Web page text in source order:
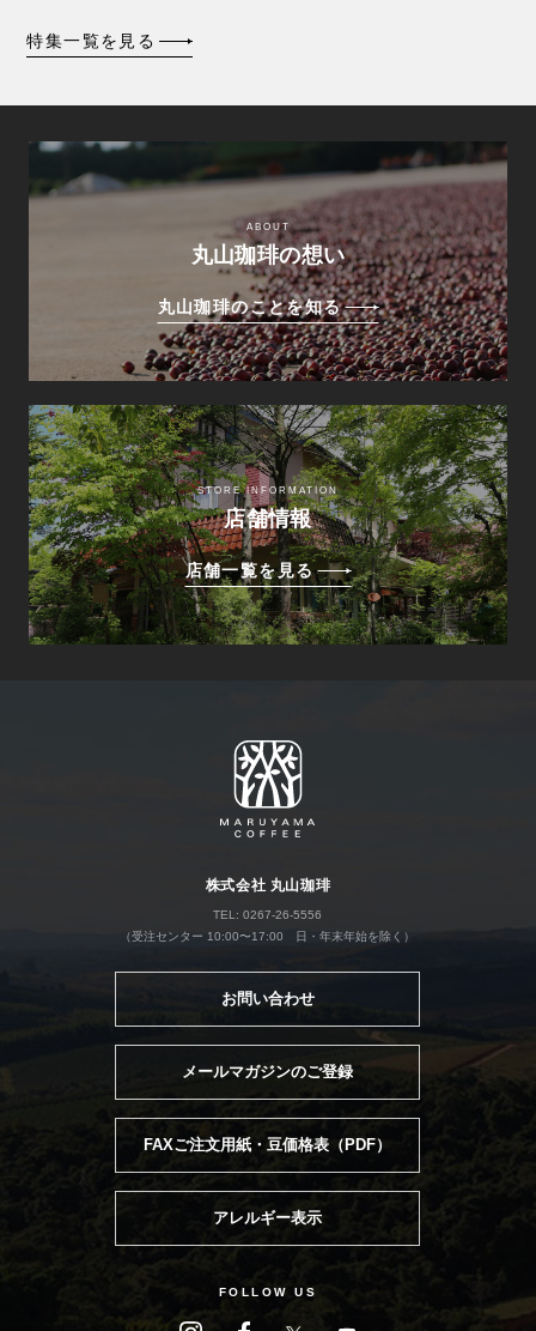
特集一覧を見る
ABOUT
丸山珈琲の想い
丸山珈琲のことを知る
STORE INFORMATION
店舗情報
店舗一覧を見る
株式会社 丸山珈琲
TEL: 0267-26-5556
（受注センター 10:00〜17:00 日・年末年始を除く）
お問い合わせ
メールマガジンのご登録
FAXご注文用紙・豆価格表（PDF）
アレルギー表示
FOLLOW US